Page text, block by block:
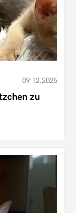
09.12.2025
zu